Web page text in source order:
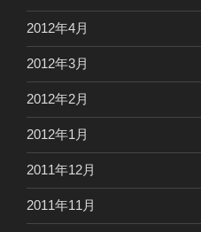
2012年4月
2012年3月
2012年2月
2012年1月
2011年12月
2011年11月